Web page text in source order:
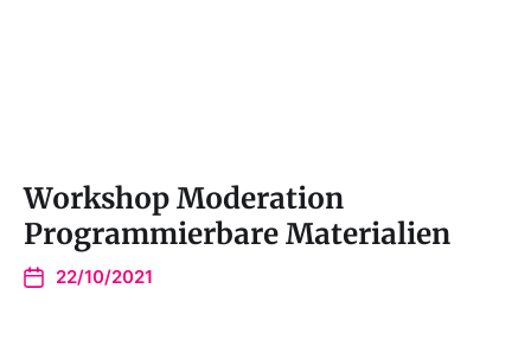
Workshop Moderation
Programmierbare Materialien
22/10/2021